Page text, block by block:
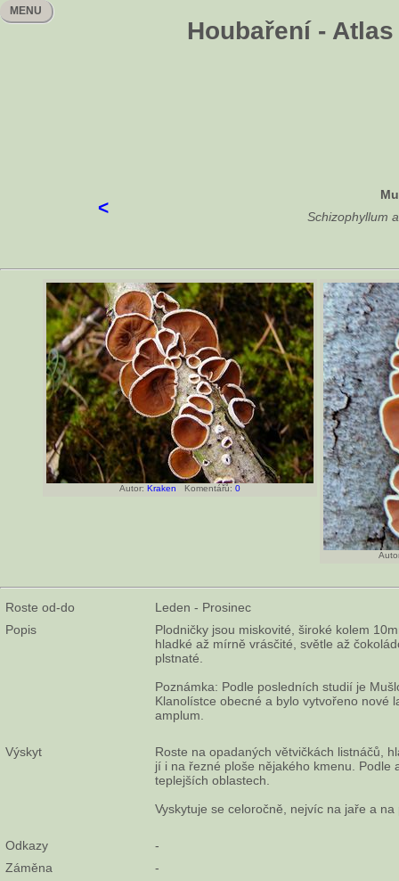
Houbaření -
MENU
<
Schizophyllum
Autor: Kraken Komentářů: 0
Roste od-do
Leden - Prosinec
Popis
Plodničky jsou miskovité, široké kolem
hladké až mírně vrásčité, světle až
plstnaté.
Poznámka: Podle posledních studií je
Klanolístce obecné a bylo vytvořeno nové
amplum.
Výskyt
Roste na opadaných větvičkách listnáčů,
jí i na řezné ploše nějakého kmenu. Podle
teplejších oblastech.
Vyskytuje se celoročně, nejvíc na jaře a na
Odkazy
-
Záměna
-